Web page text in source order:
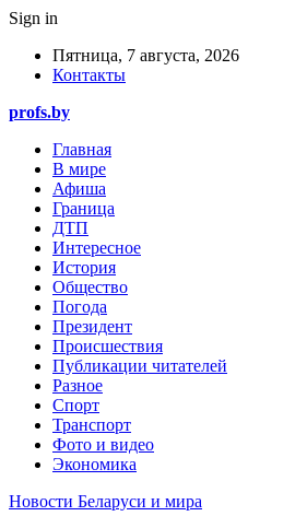
Sign in
Пятница, 7 августа, 2026
Контакты
profs.by
Главная
В мире
Афиша
Граница
ДТП
Интересное
История
Общество
Погода
Президент
Происшествия
Публикации читателей
Разное
Спорт
Транспорт
Фото и видео
Экономика
Новости Беларуси и мира